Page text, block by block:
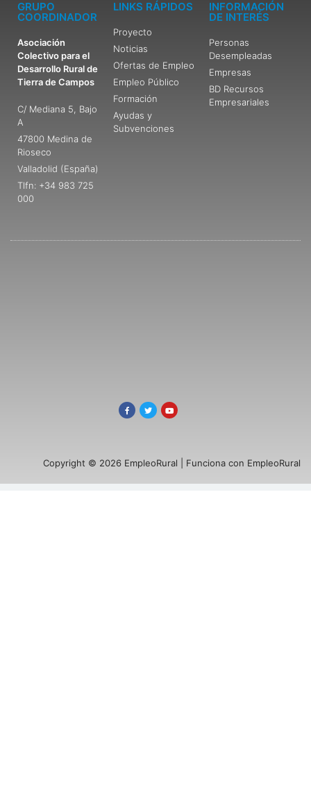
GRUPO
COORDINADOR
Asociación
Colectivo para el
Desarrollo Rural de
Tierra de Campos
C/ Mediana 5, Bajo
A
47800 Medina de
Rioseco
Valladolid (España)
Tlfn: +34 983 725
000
LINKS RÁPIDOS
Proyecto
Noticias
Ofertas de Empleo
Empleo Público
Formación
Ayudas y
Subvenciones
INFORMACIÓN
DE INTERÉS
Personas
Desempleadas
Empresas
BD Recursos
Empresariales
Copyright © 2026 EmpleoRural | Funciona con EmpleoRural